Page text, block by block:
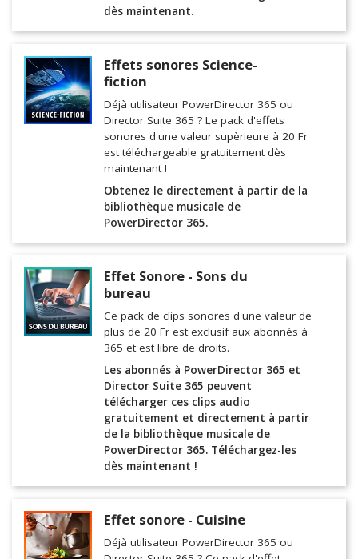
dès maintenant.
Effets sonores Science-
fiction
Déjà utilisateur PowerDirector 365 ou
Director Suite 365 ? Le pack d'effets
sonores d'une valeur supèrieure à 20 Fr
est téléchargeable gratuitement dès
maintenant !
Obtenez le directement à partir de la
bibliothèque musicale de
PowerDirector 365.
Effet Sonore - Sons du
bureau
Ce pack de clips sonores d'une valeur de
plus de 20 Fr est exclusif aux abonnés à
365 et est libre de droits.
Les abonnés à PowerDirector 365 et
Director Suite 365 peuvent
télécharger ces clips audio
gratuitement et directement à partir
de la bibliothèque musicale de
PowerDirector 365. Téléchargez-les
dès maintenant !
Effet sonore - Cuisine
Déjà utilisateur PowerDirector 365 ou